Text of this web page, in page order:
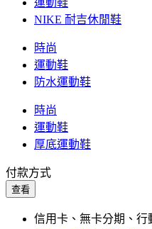
運動鞋
NIKE 耐吉休閒鞋
時尚
運動鞋
防水運動鞋
時尚
運動鞋
厚底運動鞋
付款方式
查看
信用卡、無卡分期、